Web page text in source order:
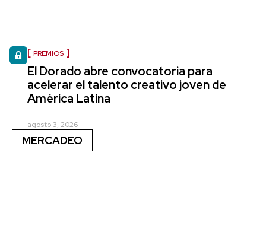
PREMIOS
El Dorado abre convocatoria para
acelerar el talento creativo joven de
América Latina
agosto 3, 2026
MERCADEO